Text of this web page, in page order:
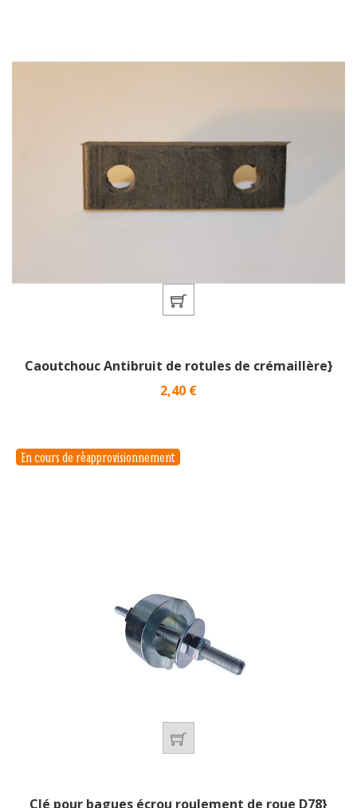
Caoutchouc Antibruit de rotules de crémaillère}
Prix
2,40 €
Clé pour bagues écrou roulement de roue D78}
En cours de réapprovisionnement